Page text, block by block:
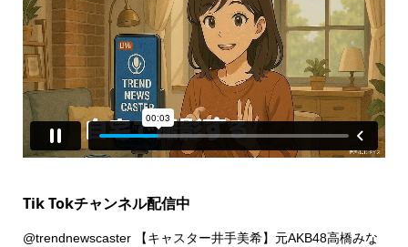
Tik Tokチャンネル配信中
@trendnewscaster【キャスター井手美希】元AKB48高橋みな